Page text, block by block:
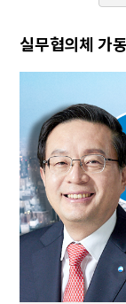
실무협의체 가